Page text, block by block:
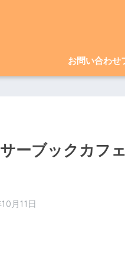
お問い合わせ
ーブックカフ
月11日